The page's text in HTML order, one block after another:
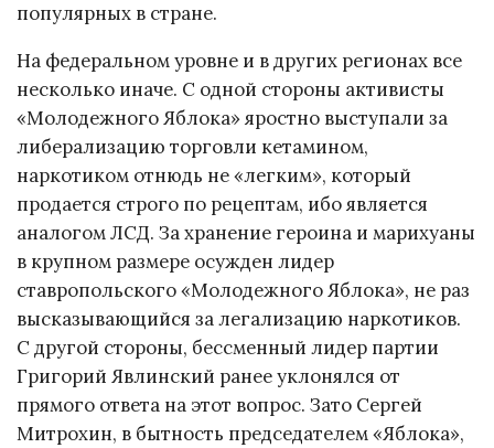
популярных в стране.
На федеральном уровне и в других регионах все
несколько иначе. С одной стороны активисты
«Молодежного Яблока» яростно выступали за
либерализацию торговли кетамином,
наркотиком отнюдь не «легким», который
продается строго по рецептам, ибо является
аналогом ЛСД. За хранение героина и марихуаны
в крупном размере осужден лидер
ставропольского «Молодежного Яблока», не раз
высказывающийся за легализацию наркотиков.
С другой стороны, бессменный лидер партии
Григорий Явлинский ранее уклонялся от
прямого ответа на этот вопрос. Зато Сергей
Митрохин, в бытность председателем «Яблока»,